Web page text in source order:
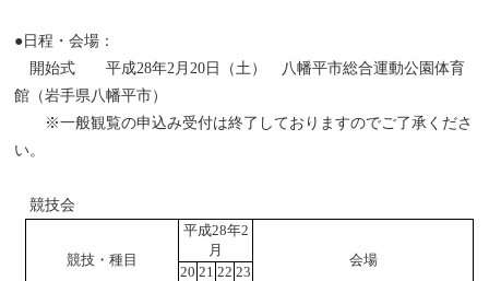
●日程・会場：
開始式 平成28年2月20日（土） 八幡平市総合運動公園体育
館（岩手県八幡平市）
※一般観覧の申込み受付は終了しておりますのでご了承くださ
い。
競技会
競技・種目
平成28年2
月
会場
20 21 22 23